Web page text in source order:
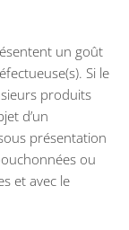
un goût
Si le
produits
d’un
présentation
ou
et avec le